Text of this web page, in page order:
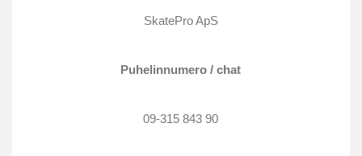
SkatePro ApS
Puhelinnumero / chat
09-315 843 90